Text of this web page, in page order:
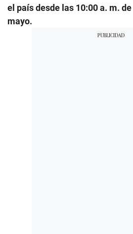
el país desde las 10:00 a. m.
mayo.